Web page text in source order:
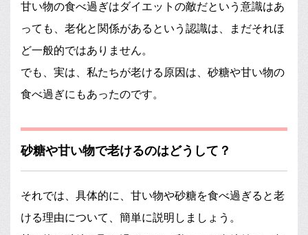
甘い物の食べ過ぎはダイエットの敵だという意識はあ
っても、老化と関係があるという認識は、まだそれほ
ど一般的ではありません。
でも、実は、私たちが老ける原因は、砂糖や甘い物の
食べ過ぎにもあったのです。
砂糖や甘い物で老けるのはどうして？
それでは、具体的に、甘い物や砂糖を食べ過ぎると老
ける理由について、簡単に説明しましょう。